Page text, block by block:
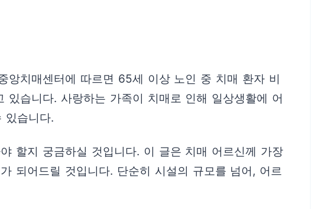
앙치매센터에 따르면 65세 이상 노인 중 치매 환자 비
습니다. 사랑하는 가족이 치매로 인해 일상생활에 어
있습니다.
할지 궁금하실 것입니다. 이 글은 치매 어르신께 가장
되어드릴 것입니다. 단순히 시설의 규모를 넘어, 어르